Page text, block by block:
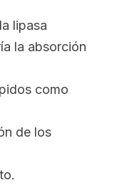
lipasa
la absorción
como
de los